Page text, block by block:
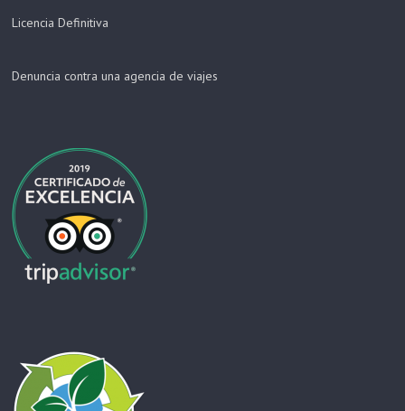
Licencia Definitiva
Denuncia contra una agencia de viajes